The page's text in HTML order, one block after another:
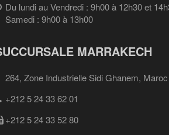
Du lundi au Vendredi : 9h00 à 12h30 et
Samedi : 9h00 à 13h00
MARRAKECH
264, Zone Industrielle Sidi Ghanem, Maroc
+212 5 24 33 62 01
+212 5 24 33 52 80